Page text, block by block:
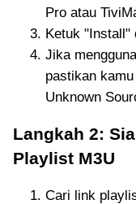
Pro atau
Ketuk "Install"
Jika
pastikan
Unknown
Langkah 2:
Playlist M3U
Cari link